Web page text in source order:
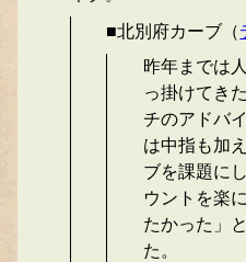
■北別府カーブ（
昨年までは
っ掛けてき
チのアドバ
は中指も加
ブを課題に
ウントを楽
たかった」
た。